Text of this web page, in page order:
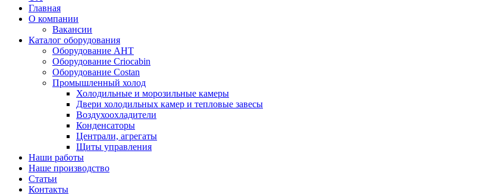
Главная
О компании
Вакансии
Каталог оборудования
Оборудование AHT
Оборудование Criocabin
Оборудование Costan
Промышленный холод
Холодильные и морозильные камеры
Двери холодильных камер и тепловые завесы
Воздухоохладители
Конденсаторы
Централи, агрегаты
Щиты управления
Наши работы
Наше производство
Статьи
Контакты